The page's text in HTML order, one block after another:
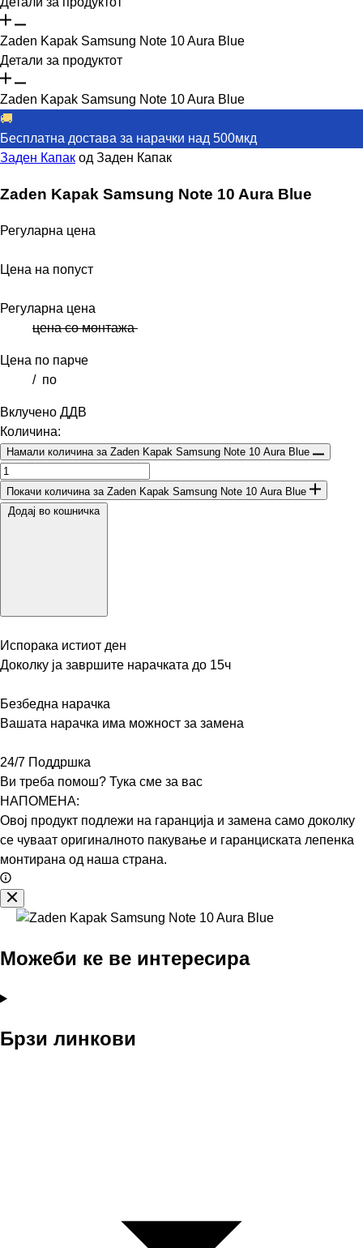
Zaden Kapak Samsung Note 10 Aura Blue
Детали за продуктот
Zaden Kapak Samsung Note 10 Aura Blue
🚚
Бесплатна достава за нарачки над 500мкд
Заден Капак од Заден Капак
Zaden Kapak Samsung Note 10 Aura Blue
Регуларна цена
Цена на попуст
Регуларна цена
цена со монтажа
Цена по парче
/ по
Вклучено ДДВ
Количина:
Намали количина за Zaden Kapak Samsung Note 10 Aura Blue
Покачи количина за Zaden Kapak Samsung Note 10 Aura Blue
Додај во кошничка
Испорака истиот ден
Доколку ја завршите нарачката до 15ч
Безбедна нарачка
Вашата нарачка има можност за замена
24/7 Поддршка
Ви треба помош? Тука сме за вас
НАПОМЕНА:
Овој продукт подлежи на гаранција и замена само доколку
се чуваат оригиналното пакување и гаранциската лепенка
монтирана од наша страна.
Можеби ке ве интересира
Брзи линкови